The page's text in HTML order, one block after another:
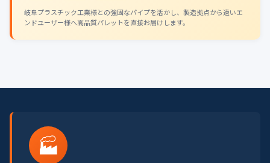
岐阜プラスチック工業様との強固なパイプを活かし、製造拠点から遠いエ
ンドユーザー様へ高品質パレットを直接お届けします。
🏭